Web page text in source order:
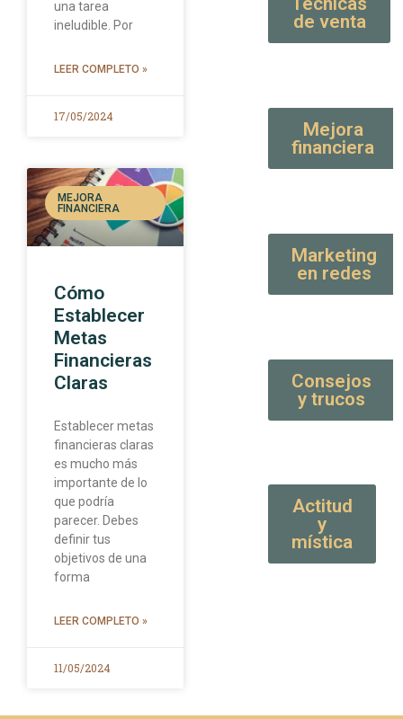
una tarea
ineludible. Por
LEER COMPLETO »
17/05/2024
MEJORA
FINANCIERA
Cómo
Establecer
Metas
Financieras
Claras
Establecer metas
financieras claras
es mucho más
importante de lo
que podría
parecer. Debes
definir tus
objetivos de una
forma
LEER COMPLETO »
11/05/2024
de venta
Mejora
financiera
Marketing
en redes
Consejos
y trucos
Actitud
y
mística